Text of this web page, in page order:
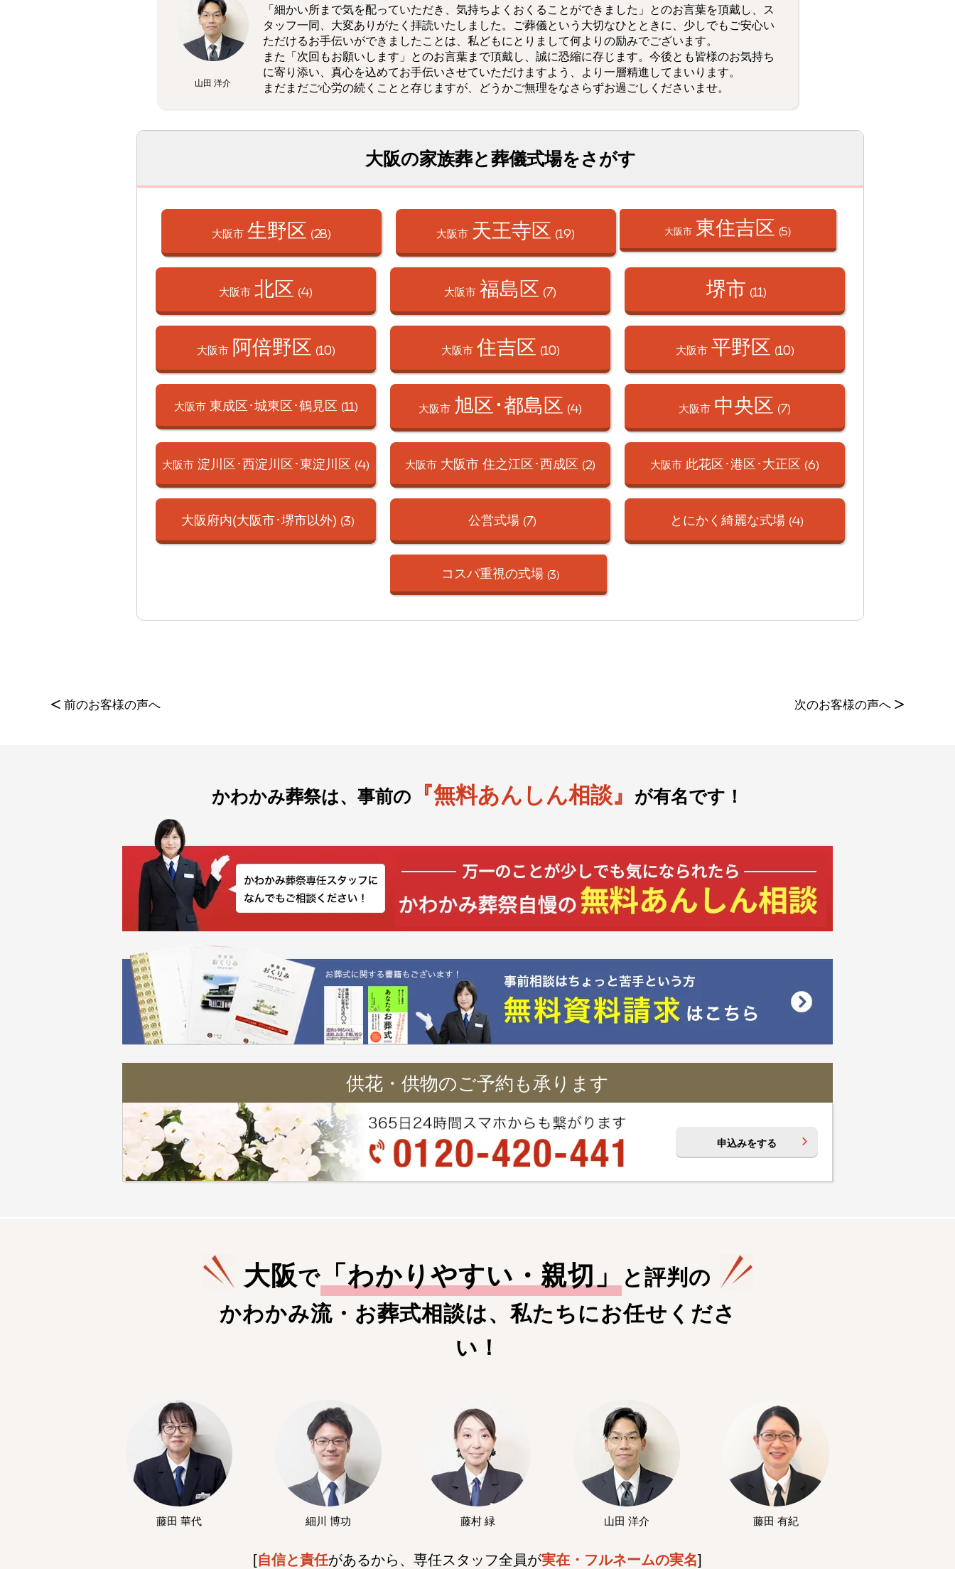
山田 洋介
「細かい所まで気を配っていただき、気持ちよくおくることができました」とのお言葉を頂戴し、ス
タッフ一同、大変ありがたく拝読いたしました。ご葬儀という大切なひとときに、少しでもご安心い
ただけるお手伝いができましたことは、私どもにとりまして何よりの励みでございます。
また「次回もお願いします」とのお言葉まで頂戴し、誠に恐縮に存じます。今後とも皆様のお気持ち
に寄り添い、真心を込めてお手伝いさせていただけますよう、より一層精進してまいります。
まだまだご心労の続くことと存じますが、どうかご無理をなさらずお過ごしくださいませ。
大阪の家族葬と葬儀式場をさがす
大阪市 生野区 (28) 大阪市 天王寺区 (19) 大阪市 東住吉区 (5)
大阪市 北区 (4) 大阪市 福島区 (7) 堺市 (11)
大阪市 阿倍野区 (10) 大阪市 住吉区 (10) 大阪市 平野区 (10)
大阪市 東成区･城東区･鶴見区 (11) 大阪市 旭区･都島区 (4) 大阪市 中央区 (7)
大阪市 淀川区･西淀川区･東淀川区 (4) 大阪市 大阪市 住之江区･西成区 (2) 大阪市 此花区･港区･ 大正区 (6)
大阪府内(大阪市･堺市以外) (3) 公営式場 (7) とにかく綺麗な式場 (4)
コスパ重視の式場 (3)
< 前のお客様の声へ 次のお客様の声へ >
かわかみ葬祭は、事前の 『無料あんしん相談』 が有名です！
供花・供物のご予約も承ります
申込みをする
大阪 で 「 わかりやすい・親切 」
と評判の
かわかみ流・お葬式相談は、私たちにお任せくださ
い！
藤田 華代 細川 博功 藤村 緑 山田 洋介 藤田 有紀
[自信と責任があるから、専任スタッフ全員が実在・フルネームの実名]